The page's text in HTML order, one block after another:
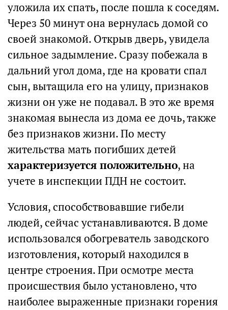
уложила их спать, после пошла к соседям.
Через 50 минут она вернулась домой со
своей знакомой. Открыв дверь, увидела
сильное задымление. Сразу побежала в
дальний угол дома, где на кровати спал
сын, вытащила его на улицу, признаков
жизни он уже не подавал. В это же время
знакомая вынесла из дома ее дочь, также
без признаков жизни. По месту
жительства мать погибших детей
характеризуется положительно, на
учете в инспекции ПДН не состоит.
Условия, способствовавшие гибели
людей, сейчас устанавливаются. В доме
использовался обогреватель заводского
изготовления, который находился в
центре строения. При осмотре места
происшествия было установлено, что
наиболее выраженные признаки горения